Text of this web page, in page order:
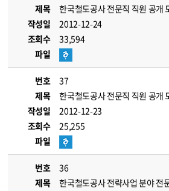
제목
한국철도공사 전문직 직원 공개
작성일
2012-12-24
조회수
33,594
파일
번호
37
제목
한국철도공사 전문직 직원 공개
작성일
2012-12-23
조회수
25,255
파일
번호
36
제목
한국철도공사 전략사업 분야 전